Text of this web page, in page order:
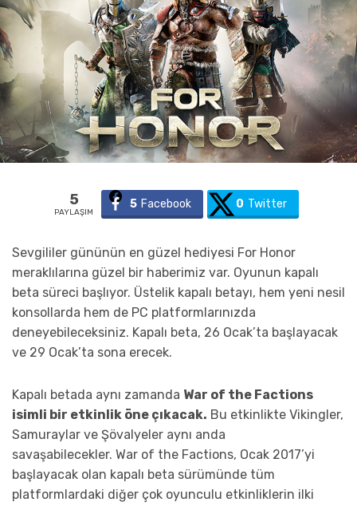
5
PAYLAŞIM
5 Facebook 0 Twitter
Sevgililer gününün en güzel hediyesi For Honor
meraklılarına güzel bir haberimiz var. Oyunun kapalı
beta süreci başlıyor. Üstelik kapalı betayı, hem yeni nesil
konsollarda hem de PC platformlarınızda
deneyebileceksiniz. Kapalı beta, 26 Ocak’ta başlayacak
ve 29 Ocak’ta sona erecek.
Kapalı betada aynı zamanda War of the Factions
isimli bir etkinlik öne çıkacak. Bu etkinlikte Vikingler,
Samuraylar ve Şövalyeler aynı anda
savaşabilecekler. War of the Factions, Ocak 2017’yi
başlayacak olan kapalı beta sürümünde tüm
platformlardaki diğer çok oyunculu etkinliklerin ilki